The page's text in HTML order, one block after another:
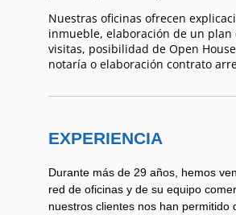
Nuestras oficinas ofrecen
inmueble, elaboración de un
visitas, posibilidad de Open
notaría o elaboración contrato
EXPERIENCIA
Durante más de 29 años, hemos
red de oficinas y de su equipo
nuestros clientes nos han permitido